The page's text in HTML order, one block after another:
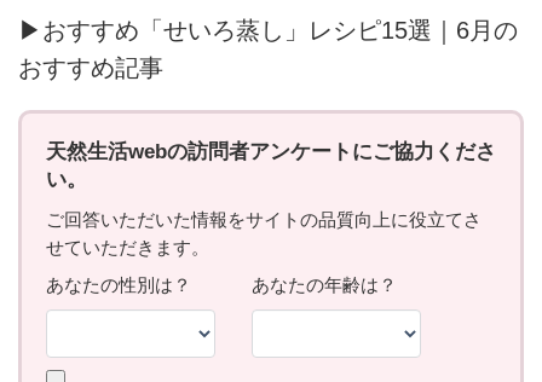
▶おすすめ「せいろ蒸し」レシピ15選｜6月の
おすすめ記事